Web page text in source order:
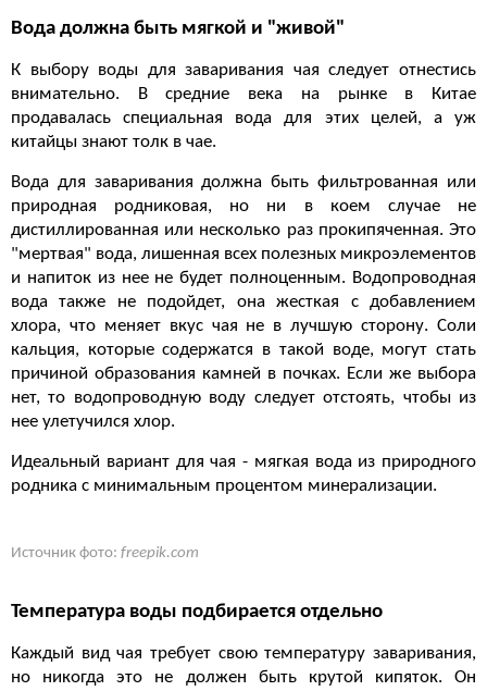
Вода должна быть мягкой и "живой"
К выбору воды для заваривания чая следует отнестись
внимательно. В средние века на рынке в Китае
продавалась специальная вода для этих целей, а уж
китайцы знают толк в чае.
Вода для заваривания должна быть фильтрованная или
природная родниковая, но ни в коем случае не
дистиллированная или несколько раз прокипяченная. Это
"мертвая" вода, лишенная всех полезных микроэлементов
и напиток из нее не будет полноценным. Водопроводная
вода также не подойдет, она жесткая с добавлением
хлора, что меняет вкус чая не в лучшую сторону. Соли
кальция, которые содержатся в такой воде, могут стать
причиной образования камней в почках. Если же выбора
нет, то водопроводную воду следует отстоять, чтобы из
нее улетучился хлор.
Идеальный вариант для чая - мягкая вода из природного
родника с минимальным процентом минерализации.
Источник фото: freepik.com
Температура воды подбирается отдельно
Каждый вид чая требует свою температуру заваривания,
но никогда это не должен быть крутой кипяток. Он